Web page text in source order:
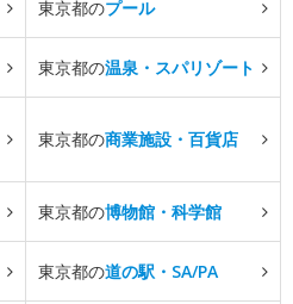
東京都のプール
東京都の温泉・スパリゾート
東京都の商業施設・百貨店
東京都の博物館・科学館
東京都の道の駅・SA/PA